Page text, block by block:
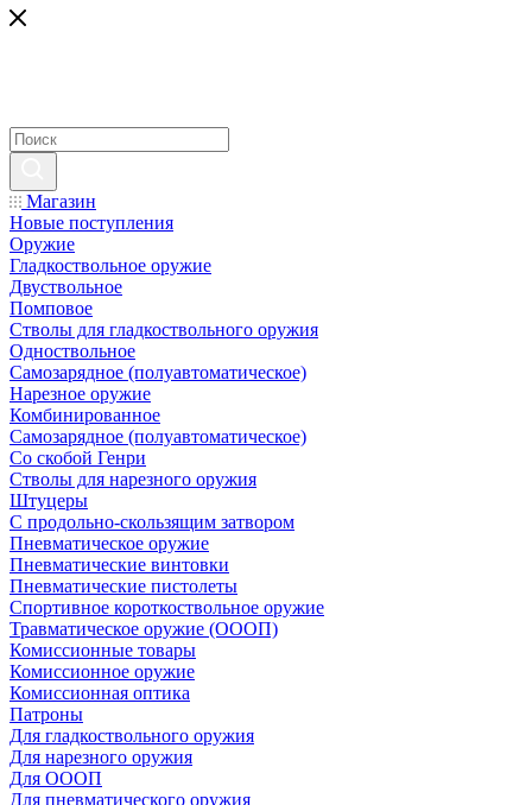
Магазин
Новые поступления
Оружие
Гладкоствольное оружие
Двуствольное
Помповое
Стволы для гладкоствольного оружия
Одноствольное
Самозарядное (полуавтоматическое)
Нарезное оружие
Комбинированное
Самозарядное (полуавтоматическое)
Со скобой Генри
Стволы для нарезного оружия
Штуцеры
С продольно-скользящим затвором
Пневматическое оружие
Пневматические винтовки
Пневматические пистолеты
Спортивное короткоствольное оружие
Травматическое оружие (ОООП)
Комиссионные товары
Комиссионное оружие
Комиссионная оптика
Патроны
Для гладкоствольного оружия
Для нарезного оружия
Для ОООП
Для пневматического оружия